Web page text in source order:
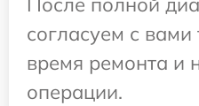
согласуем с
время ремонта и
операции.